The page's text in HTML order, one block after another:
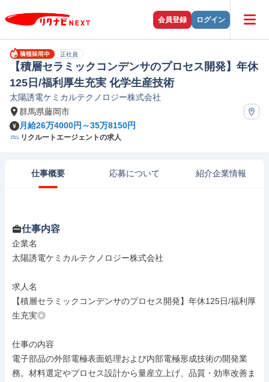
会員登録 ログイン
正社員
【積層セラミックコンデンサのプロセス開発】年休
125日/福利厚生充実 化学生産技術
太陽誘電ケミカルテクノロジー株式会社
群馬県藤岡市
月給26万4000円～35万8150円
リクルートエージェントの求人
仕事概要 応募について 紹介企業情報
仕事内容
企業名
太陽誘電ケミカルテクノロジー株式会社
求人名
【積層セラミックコンデンサのプロセス開発】年休125日/福利厚
生充実◎
仕事の内容
電子部品の外部電極表面処理および内部電極形成技術の開発業
務。材料選定やプロセス設計から量産立上げ、品質・効率改善ま